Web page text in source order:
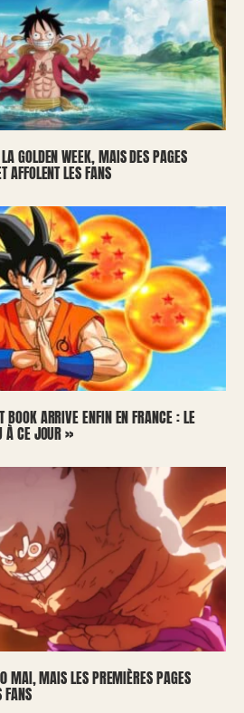
GOLDEN WEEK, MAIS DES PAGES
AFFOLENT LES FANS
BOOK ARRIVE ENFIN EN FRANCE : LE
À CE JOUR »
MAI, MAIS LES PREMIÈRES PAGES
FANS